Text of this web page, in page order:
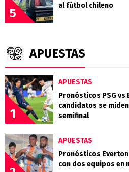
5
al fútbol chileno
APUESTAS
1
APUESTAS
Pronósticos PSG vs
candidatos se
semifinal
APUESTAS
Pronósticos
con dos equipos en